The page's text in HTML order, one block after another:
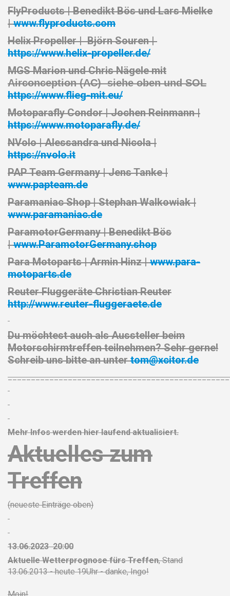
FlyProducts |Benedikt Bös und Lars Mielke
|www.flyproducts.com
Helix Propeller |Björn Souren |
https://www.helix-propeller.de/
MGSMarion und Chris Nägele mit
Airconception (AC) siehe oben und SOL
https://www.flieg-mit.eu/
Motoparafly Condor |Jochen Reinmann|
https://www.motoparafly.de/
NVolo |Alessandra und Nicola |
https://nvolo.it
PAP Team Germany |Jens Tanke |
www.papteam.de
Paramaniac Shop |Stephan Walkowiak |
www.paramaniac.de
ParamotorGermany |Benedikt Bös
|www.ParamotorGermany.shop
Para Motoparts|Armin Hinz |www.para-
motoparts.de
Reuter FluggeräteChristian Reuter
http://www.reuter-fluggeraete.de
Du möchtest auch als Aussteller beim
Motorschirmtreffen teilnehmen? Sehr gerne!
Schreib uns bitte an untertom@xcitor.de
Mehr Infos werden hier laufend aktualisiert.
Aktuelles zum
Treffen
(neueste Einträge oben)
13.06.2023 20:00
Aktuelle Wetterprognose fürs Treffen, Stand
13.06.2013 - heute 19Uhr - danke, Ingo!